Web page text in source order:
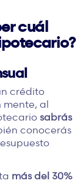
cuál
crédito
mente, al
sabrás
conocerás
más del 30%